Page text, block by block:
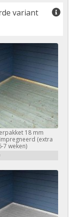
variant
18 mm
(extra
7 weken)